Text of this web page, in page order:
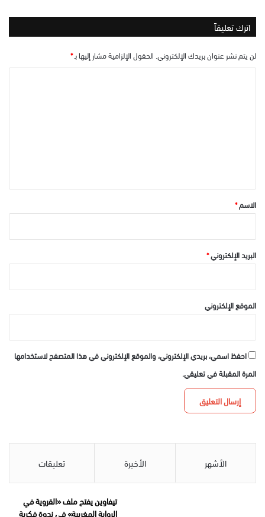
اترك تعليقاً
لن يتم نشر عنوان بريدك الإلكتروني. الحقول الإلزامية مشار إليها بـ*
*الاسم*
البريد الإلكتروني*
الموقع الإلكتروني
احفظ اسمي، بريدي الإلكتروني، والموقع الإلكتروني في هذا المتصفح لاستخدامها
المرة المقبلة في تعليقي.
الأشهر الأخيرة تعليقات
تيفاوين يفتح ملف «القروية في
الرواية المغربية» في ندوة فكرية